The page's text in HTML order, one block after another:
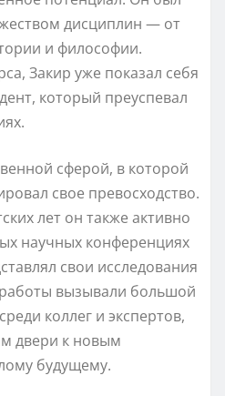
дисциплин — от
и философии.
Закир уже показал себя
который преуспевал
сферой, в которой
свое превосходство.
лет он также активно
научных конференциях
свои исследования
вызывали большой
коллег и экспертов,
двери к новым
будущему.